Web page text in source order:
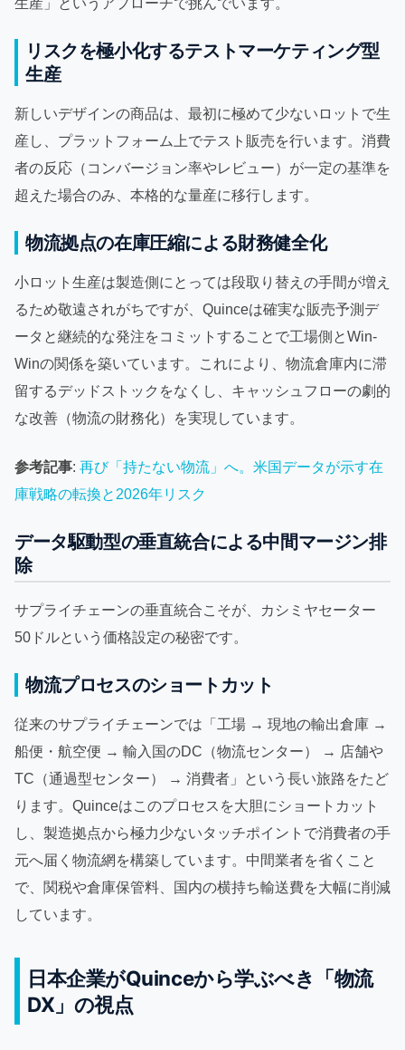
リスクを極小化するテストマーケティング型
生産
新しいデザインの商品は、最初に極めて少ないロットで生
産し、プラットフォーム上でテスト販売を行います。消費
者の反応（コンバージョン率やレビュー）が一定の基準を
超えた場合のみ、本格的な量産に移行します。
物流拠点の在庫圧縮による財務健全化
小ロット生産は製造側にとっては段取り替えの手間が増え
るため敬遠されがちですが、Quinceは確実な販売予測デ
ータと継続的な発注をコミットすることで工場側とWin-
Winの関係を築いています。これにより、物流倉庫内に滞
留するデッドストックをなくし、キャッシュフローの劇的
な改善（物流の財務化）を実現しています。
参考記事: 再び「持たない物流」へ。米国データが示す在
庫戦略の転換と2026年リスク
データ駆動型の垂直統合による中間マージン排
除
サプライチェーンの垂直統合こそが、カシミヤセーター
50ドルという価格設定の秘密です。
物流プロセスのショートカット
従来のサプライチェーンでは「工場 → 現地の輸出倉庫 →
船便・航空便 → 輸入国のDC（物流センター） → 店舗や
TC（通過型センター） → 消費者」という長い旅路をたど
ります。Quinceはこのプロセスを大胆にショートカット
し、製造拠点から極力少ないタッチポイントで消費者の手
元へ届く物流網を構築しています。中間業者を省くこと
で、関税や倉庫保管料、国内の横持ち輸送費を大幅に削減
しています。
日本企業がQuinceから学ぶべき「物流
DX」の視点